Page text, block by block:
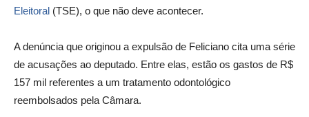
Eleitoral (TSE), o que não deve acontecer.
A denúncia que originou a expulsão de Feliciano cita uma série
de acusações ao deputado. Entre elas, estão os gastos de R$
157 mil referentes a um tratamento odontológico
reembolsados pela Câmara.